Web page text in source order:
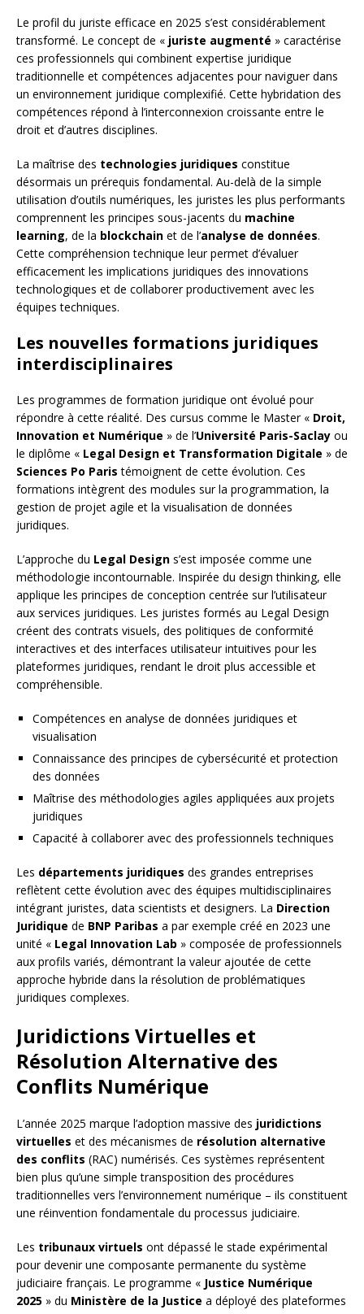
Le profil du juriste efficace en 2025 s’est considérablement
transformé. Le concept de « juriste augmenté » caractérise
ces professionnels qui combinent expertise juridique
traditionnelle et compétences adjacentes pour naviguer dans
un environnement juridique complexifié. Cette hybridation des
compétences répond à l’interconnexion croissante entre le
droit et d’autres disciplines.
La maîtrise des technologies juridiques constitue
désormais un prérequis fondamental. Au-delà de la simple
utilisation d’outils numériques, les juristes les plus performants
comprennent les principes sous-jacents du machine
learning, de la blockchain et de l’analyse de données.
Cette compréhension technique leur permet d’évaluer
efficacement les implications juridiques des innovations
technologiques et de collaborer productivement avec les
équipes techniques.
Les nouvelles formations juridiques
interdisciplinaires
Les programmes de formation juridique ont évolué pour
répondre à cette réalité. Des cursus comme le Master « Droit,
Innovation et Numérique » de l’Université Paris-Saclay ou
le diplôme « Legal Design et Transformation Digitale » de
Sciences Po Paris témoignent de cette évolution. Ces
formations intègrent des modules sur la programmation, la
gestion de projet agile et la visualisation de données
juridiques.
L’approche du Legal Design s’est imposée comme une
méthodologie incontournable. Inspirée du design thinking, elle
applique les principes de conception centrée sur l’utilisateur
aux services juridiques. Les juristes formés au Legal Design
créent des contrats visuels, des politiques de conformité
interactives et des interfaces utilisateur intuitives pour les
plateformes juridiques, rendant le droit plus accessible et
compréhensible.
Compétences en analyse de données juridiques et
visualisation
Connaissance des principes de cybersécurité et protection
des données
Maîtrise des méthodologies agiles appliquées aux projets
juridiques
Capacité à collaborer avec des professionnels techniques
Les départements juridiques des grandes entreprises
reflètent cette évolution avec des équipes multidisciplinaires
intégrant juristes, data scientists et designers. La Direction
Juridique de BNP Paribas a par exemple créé en 2023 une
unité « Legal Innovation Lab » composée de professionnels
aux profils variés, démontrant la valeur ajoutée de cette
approche hybride dans la résolution de problématiques
juridiques complexes.
Juridictions Virtuelles et
Résolution Alternative des
Conflits Numérique
L’année 2025 marque l’adoption massive des juridictions
virtuelles et des mécanismes de résolution alternative
des conflits (RAC) numérisés. Ces systèmes représentent
bien plus qu’une simple transposition des procédures
traditionnelles vers l’environnement numérique – ils constituent
une réinvention fondamentale du processus judiciaire.
Les tribunaux virtuels ont dépassé le stade expérimental
pour devenir une composante permanente du système
judiciaire français. Le programme « Justice Numérique
2025 » du Ministère de la Justice a déployé des plateformes